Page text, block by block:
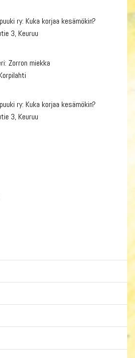
ry: Kuka korjaa kesämökin?
3, Keuruu
Zorron miekka
ry: Kuka korjaa kesämökin?
3, Keuruu